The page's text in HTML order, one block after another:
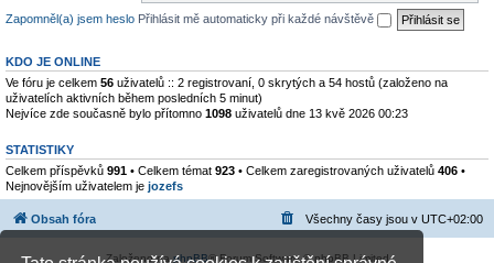
Zapomněl(a) jsem heslo Přihlásit mě automaticky při každé návštěvě
KDO JE ONLINE
Ve fóru je celkem 56 uživatelů :: 2 registrovaní, 0 skrytých a 54 hostů (založeno na
uživatelích aktivních během posledních 5 minut)
Nejvíce zde současně bylo přítomno 1098 uživatelů dne 13 kvě 2026 00:23
STATISTIKY
Celkem příspěvků 991 • Celkem témat 923 • Celkem zaregistrovaných uživatelů 406 •
Nejnovějším uživatelem je jozefs
Obsah fóra Všechny časy jsou v UTC+02:00
Založeno naphpBB® Forum Software © phpBB Limited